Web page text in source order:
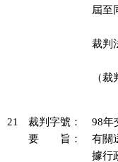
屆至
裁判
（
21 裁判字號：
98年
要 旨：
有關
據行